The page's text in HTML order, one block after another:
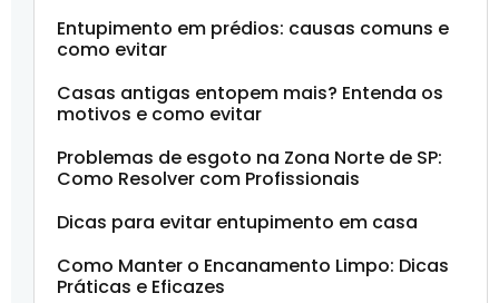
Entupimento em prédios: causas comuns e
como evitar
Casas antigas entopem mais? Entenda os
motivos e como evitar
Problemas de esgoto na Zona Norte de SP:
Como Resolver com Profissionais
Dicas para evitar entupimento em casa
Como Manter o Encanamento Limpo: Dicas
Práticas e Eficazes